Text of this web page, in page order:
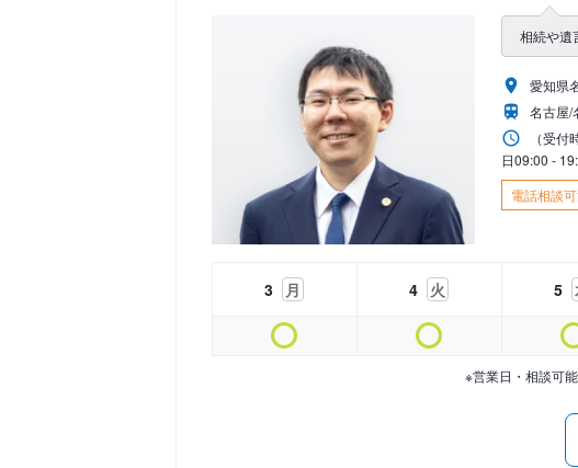
相続や遺
愛知県
名古屋/
（受付
日09:00 -
電話相談
3 月 4 火 5
※営業日・相談可